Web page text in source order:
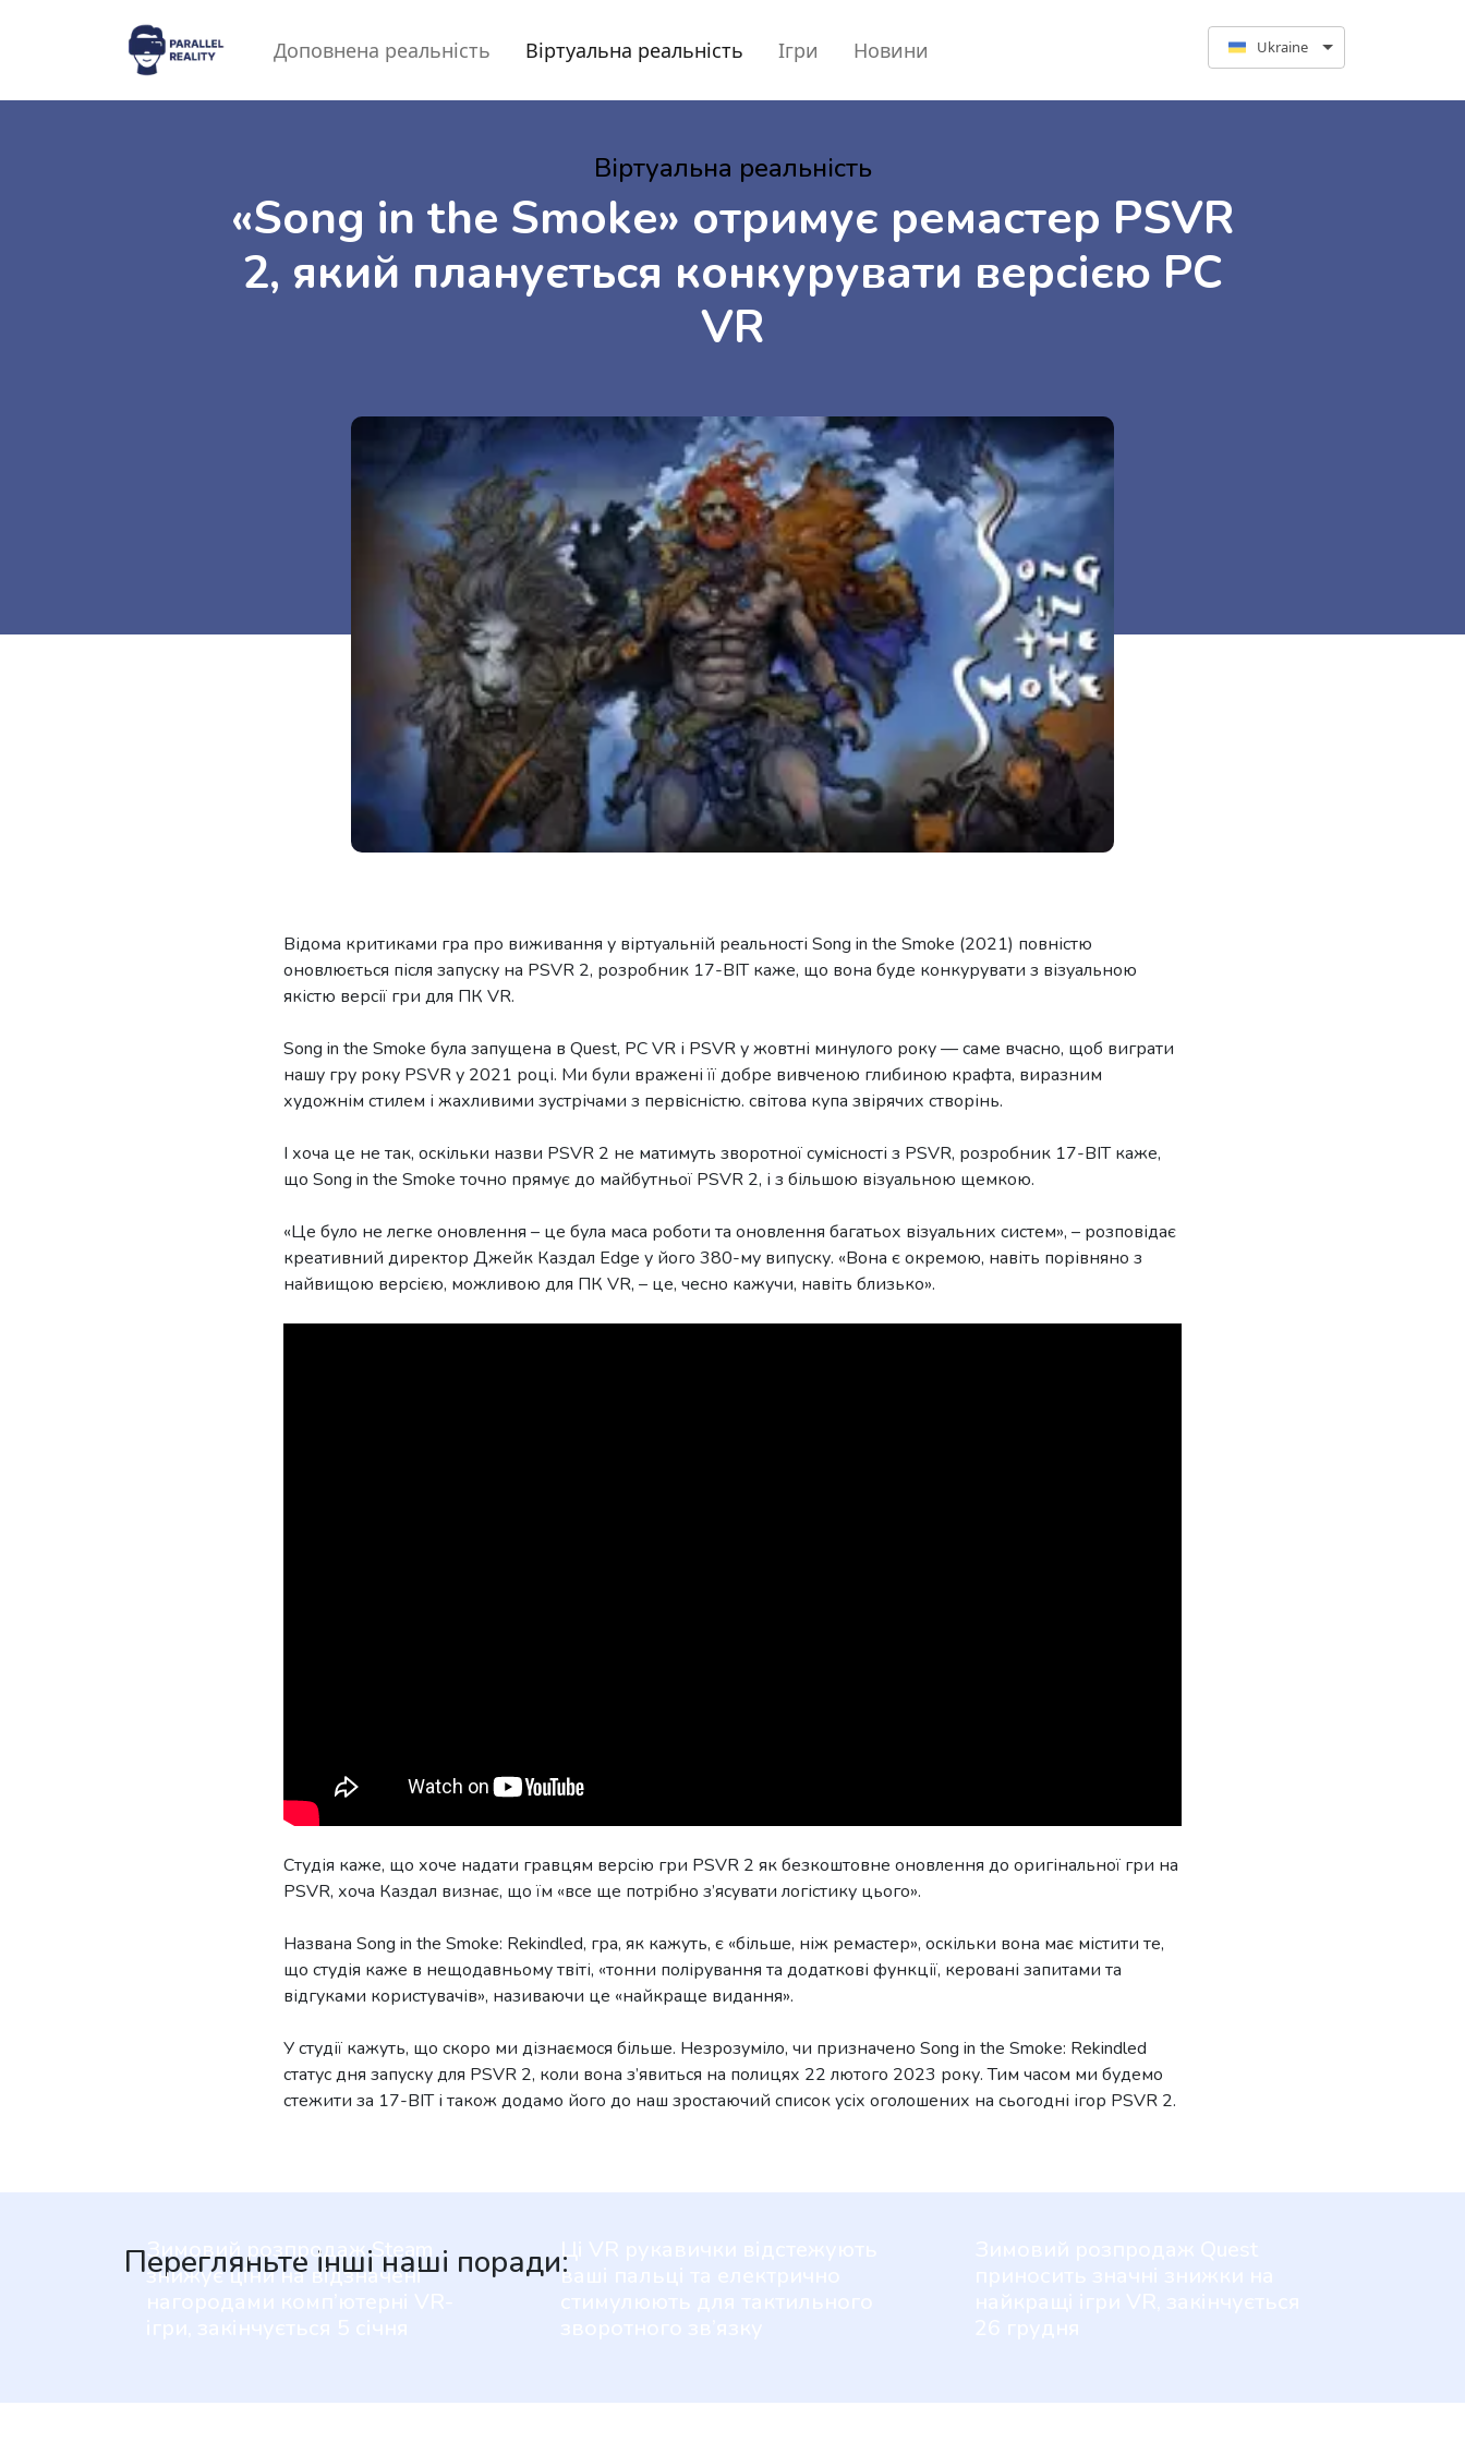
Доповнена реальність Віртуальна реальність Ігри Новини Ukraine
Віртуальна реальність
«Song in the Smoke» отримує ремастер PSVR
2, який планується конкурувати версією PC
VR
Відома критиками гра про виживання у віртуальній реальності Song in the Smoke (2021) повністю
оновлюється після запуску на PSVR 2, розробник 17-BIT каже, що вона буде конкурувати з візуальною
якістю версії гри для ПК VR.
Song in the Smoke була запущена в Quest, PC VR і PSVR у жовтні минулого року — саме вчасно, щоб виграти
нашу гру року PSVR у 2021 році. Ми були вражені її добре вивченою глибиною крафта, виразним
художнім стилем і жахливими зустрічами з первісністю. світова купа звірячих створінь.
І хоча це не так, оскільки назви PSVR 2 не матимуть зворотної сумісності з PSVR, розробник 17-BIT каже,
що Song in the Smoke точно прямує до майбутньої PSVR 2, і з більшою візуальною щемкою.
«Це було не легке оновлення – це була маса роботи та оновлення багатьох візуальних систем», – розповідає
креативний директор Джейк Каздал Edge у його 380-му випуску. «Вона є окремою, навіть порівняно з
найвищою версією, можливою для ПК VR, – це, чесно кажучи, навіть близько».
Студія каже, що хоче надати гравцям версію гри PSVR 2 як безкоштовне оновлення до оригінальної гри на
PSVR, хоча Каздал визнає, що їм «все ще потрібно з’ясувати логістику цього».
Названа Song in the Smoke: Rekindled, гра, як кажуть, є «більше, ніж ремастер», оскільки вона має містити те,
що студія каже в нещодавньому твіті, «тонни полірування та додаткові функції, керовані запитами та
відгуками користувачів», називаючи це «найкраще видання».
У студії кажуть, що скоро ми дізнаємося більше. Незрозуміло, чи призначено Song in the Smoke: Rekindled
статус дня запуску для PSVR 2, коли вона з’явиться на полицях 22 лютого 2023 року. Тим часом ми будемо
стежити за 17-BIT і також додамо його до наш зростаючий список усіх оголошених на сьогодні ігор PSVR 2.
Перегляньте інші наші поради:
Зимовий розпродаж Steam
знижує ціни на відзначені
Ці VR рукавички відстежують
ваші пальці та електрично